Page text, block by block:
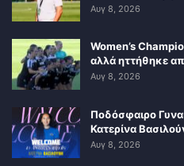
Αυγ 8, 2026
Women’s
αλλά ηττήθηκε
Αυγ 8, 2026
Ποδόσφαιρο
Κατερίνα
Αυγ 8, 2026